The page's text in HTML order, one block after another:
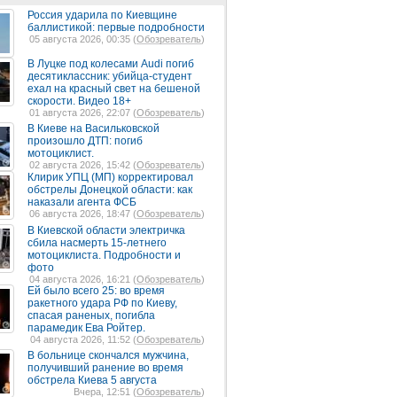
Россия ударила по Киевщине
баллистикой: первые подробности
05 августа 2026, 00:35 (Обозреватель)
В Луцке под колесами Audi погиб
десятиклассник: убийца-студент
ехал на красный свет на бешеной
скорости. Видео 18+
01 августа 2026, 22:07 (Обозреватель)
В Киеве на Васильковской
произошло ДТП: погиб
мотоциклист.
02 августа 2026, 15:42 (Обозреватель)
Клирик УПЦ (МП) корректировал
обстрелы Донецкой области: как
наказали агента ФСБ
06 августа 2026, 18:47 (Обозреватель)
В Киевской области электричка
сбила насмерть 15-летнего
мотоциклиста. Подробности и
фото
04 августа 2026, 16:21 (Обозреватель)
Ей было всего 25: во время
ракетного удара РФ по Киеву,
спасая раненых, погибла
парамедик Ева Ройтер.
04 августа 2026, 11:52 (Обозреватель)
В больнице скончался мужчина,
получивший ранение во время
обстрела Киева 5 августа
Вчера, 12:51 (Обозреватель)